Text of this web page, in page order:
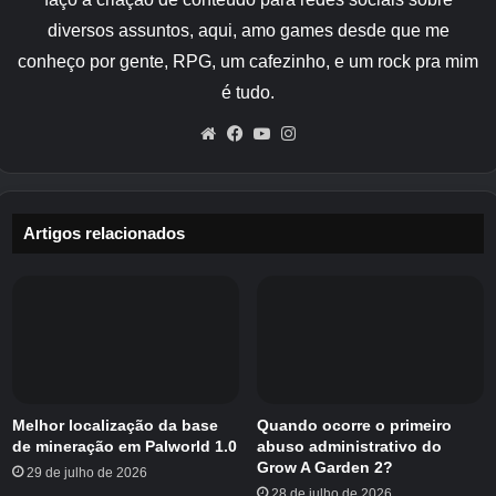
inserindo novos códigos The Forge – essas são
as opções mais viáveis.
diversos assuntos, aqui, amo games desde que me
conheço por gente, RPG, um cafezinho, e um rock pra mim
é tudo.
WebsiteFacebook
YouTube
Artigos relacionados
Melhor localização da base
de mineração em Palworld 1.0
29 de julho de 2026
Quando ocorre o primeiro
abuso administrativo do
Grow A Garden 2?